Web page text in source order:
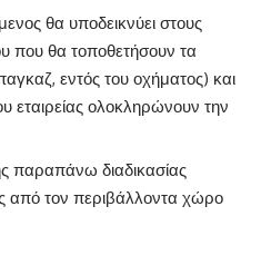
θα υποδεικνύει στους
που θα τοποθετήσουν τα
εντός του οχήματος) και
εταιρείας ολοκληρώνουν την
παραπάνω διαδικασίας
από τον περιβάλλοντα χώρο